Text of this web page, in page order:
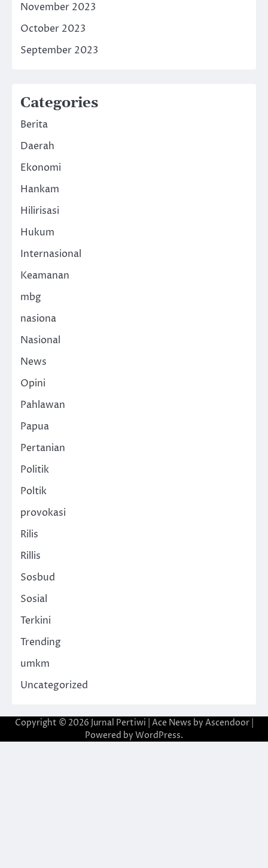
November 2023
October 2023
September 2023
Categories
Berita
Daerah
Ekonomi
Hankam
Hilirisasi
Hukum
Internasional
Keamanan
mbg
nasiona
Nasional
News
Opini
Pahlawan
Papua
Pertanian
Politik
Poltik
provokasi
Rilis
Rillis
Sosbud
Sosial
Terkini
Trending
umkm
Uncategorized
Copyright © 2026 Jurnal Pertiwi | Ace News by Ascendoor|
Powered by WordPress.